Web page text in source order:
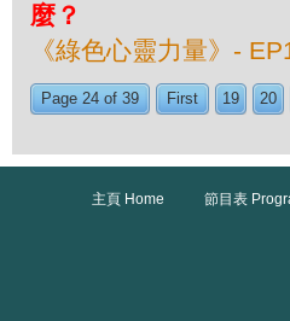
麼？
《綠色心靈力量》-
Page 24 of 39 First 19 20
主頁 Home 節目表